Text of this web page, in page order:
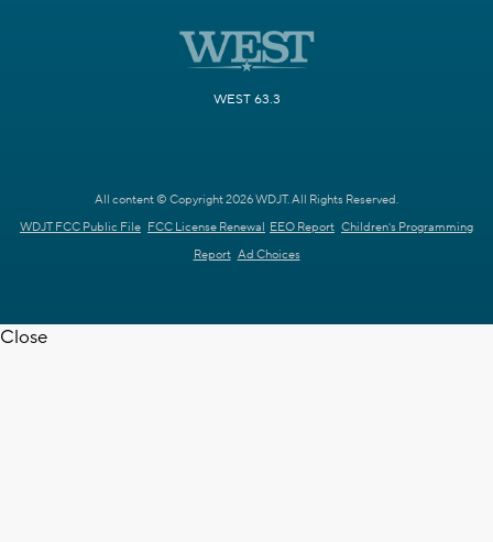
WEST 63.3
All content © Copyright 2026 WDJT. All Rights Reserved.
WDJT FCC Public File FCC License Renewal EEO Report Children's Programming
Report Ad Choices
Close